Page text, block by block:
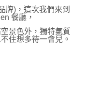
牌)，
餐廳，
景色外， 獨特氣質
住想多待一會兒。